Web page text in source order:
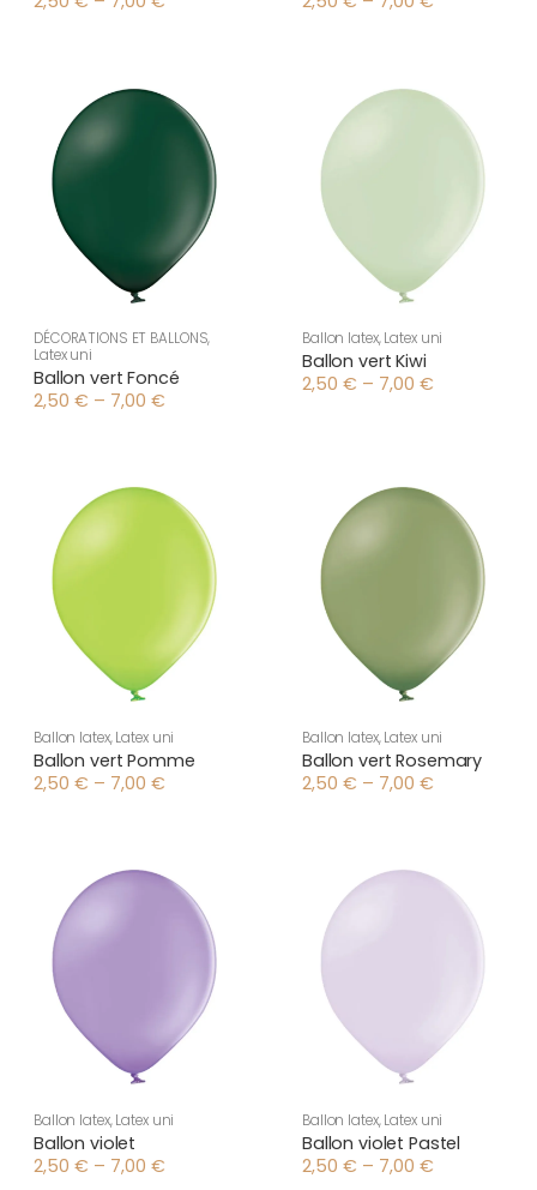
Plage
7,00 €
Plage
7,00 €
DÉCORATIONS ET BALLONS,
Latex uni
Ballon vert Foncé
2,50 € – 7,00 €
Plage
7,00 €
Ballon latex,Latex uni
Ballon vert Kiwi
2,50 € – 7,00 €
Plage
Ballon latex,Latex uni
Ballon vert Pomme
2,50 € – 7,00 €
Plage
7,00 €
Ballon latex,Latex uni
Ballon vert Rosemary
2,50 € – 7,00 €
Plage
7,00 €
Ballon latex,Latex uni
Ballon violet
2,50 € – 7,00 €
Plage
Ballon latex,Latex uni
Ballon violet Pastel
2,50 € – 7,00 €
Plage